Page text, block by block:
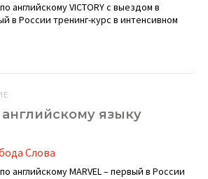
английскому VICTORY с выездом в
в России тренинг-курс в интенсивном
языку
Слова
английскому MARVEL – первый в России